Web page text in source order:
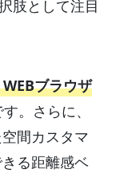
肢として注目
ブラウザ
。さらに、
間カスタマ
る距離感ベ